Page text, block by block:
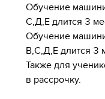
Обучение
С,Д,Е длится 3
Обучение
В,С,Д,Е длится 3
Также для
в рассрочку.